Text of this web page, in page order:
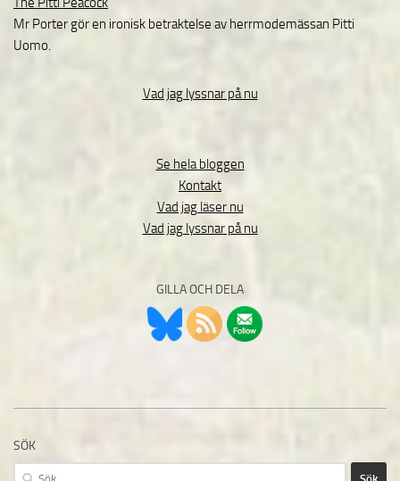
Mr Porter gör en ironisk betraktelse av herrmodemässan Pitti
Uomo.
Vad jag lyssnar på nu
Se hela bloggen
Kontakt
Vad jag läser nu
Vad jag lyssnar på nu
GILLA OCH DELA
SÖK
Sök